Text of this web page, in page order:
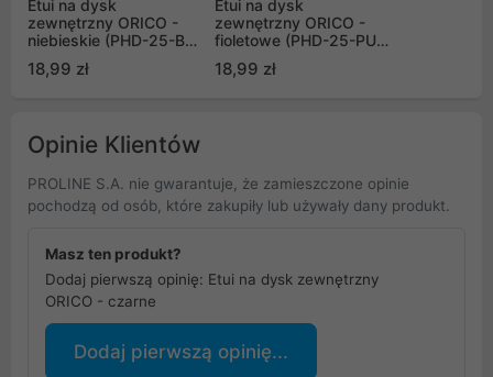
Etui na dysk
zewnętrzny ORICO -
niebieskie (PHD-25-BL-
18,99 zł
Etui na dysk
zewnętrzny ORICO -
fioletowe (PHD-25-PU-
18,99 zł
Opinie Klientów
PROLINE S.A. nie gwarantuje, że zamieszczone opinie
pochodzą od osób, które zakupiły lub używały dany produkt.
Masz ten produkt?
Dodaj pierwszą opinię: Etui na dysk zewnętrzny
ORICO - czarne
Dodaj pierwszą opinię...